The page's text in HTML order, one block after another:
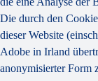
Die durch den
dieser Website
Adobe in Irland
anonymisierter Form